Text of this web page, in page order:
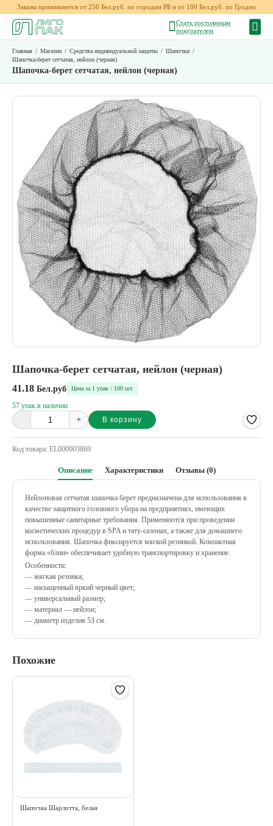
Заказы принимаются от 250 Бел.руб. по городам РБ и от 100 Бел.руб. по Гродно
Стать постоянным
покупателем
Главная / Магазин / Средства индивидуальной защиты / Шапочки /
Шапочка-берет сетчатая, нейлон (черная)
Шапочка-берет сетчатая, нейлон (черная)
Шапочка-берет сетчатая, нейлон (черная)
41.18 Бел.руб Цена за 1 упак / 100 шт.
57 упак в наличии
- + В корзину
Alternative:
Код товара: EL000003869
Описание Характеристики Отзывы (0)
Нейлоновая сетчатая шапочка берет предназначена для использования в
качестве защитного головного убора на предприятиях, имеющих
повышенные санитарные требования. Применяются при проведении
косметических процедур в SPA и тату-салонах, а также для домашнего
использования. Шапочка фиксируется мягкой резинкой. Компактная
форма «блин» обеспечивает удобную транспортировку и хранение.
Особенности:
— мягкая резинка;
— насыщенный яркий черный цвет;
— универсальный размер;
— материал — нейлон;
— диаметр изделия 53 см.
Похожие
Шапочка Шарлотта, белая